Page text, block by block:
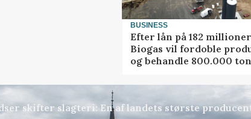
BUSINESS
Efter lån på 182
Biogas vil fordoble
og behandle 800.000
skifter slagteri: En af landets største